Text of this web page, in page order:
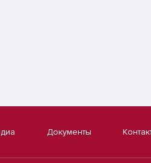
Документы